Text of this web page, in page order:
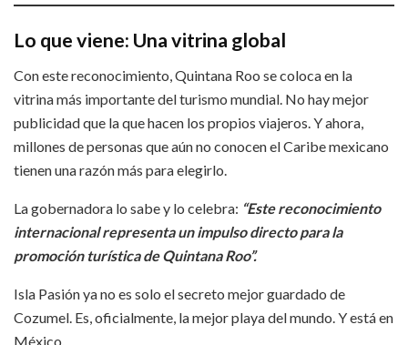
Lo que viene: Una vitrina global
Con este reconocimiento, Quintana Roo se coloca en la
vitrina más importante del turismo mundial. No hay mejor
publicidad que la que hacen los propios viajeros. Y ahora,
millones de personas que aún no conocen el Caribe mexicano
tienen una razón más para elegirlo.
La gobernadora lo sabe y lo celebra: “Este reconocimiento
internacional representa un impulso directo para la
promoción turística de Quintana Roo”.
Isla Pasión ya no es solo el secreto mejor guardado de
Cozumel. Es, oficialmente, la mejor playa del mundo. Y está en
México.